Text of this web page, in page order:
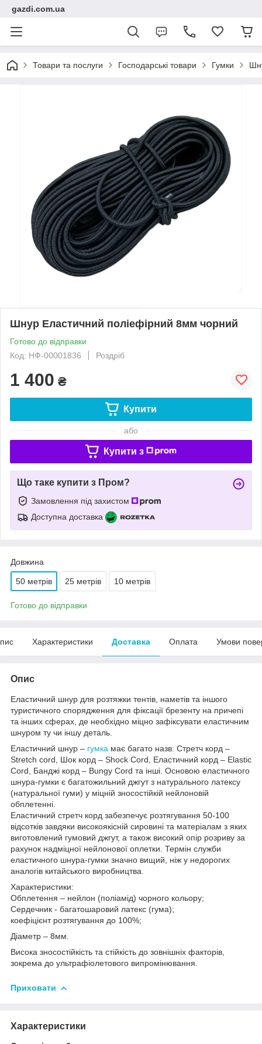
gazdi.com.ua
Товари та послуги Господарські товари Гумки
Шнур Еластичний поліефірний 8мм чорний
Готово до відправки
Код: НФ-00001836
Роздріб
1 400 ₴
Купити
або
Купити з
Що таке купити з Пром?
Замовлення під захистом
Доступна доставка
Довжина
50 метрів 25 метрів 10 метрів
Готово до відправки
Характеристики Доставка Оплата Умови
Опис
Еластичний шнур для розтяжки тентів, наметів та іншого
туристичного спорядження для фіксації брезенту на причепі
та інших сферах, де необхідно міцно зафіксувати еластичним
шнуром ту чи іншу деталь.
Еластичний шнур – гумка має багато назв: Стретч корд –
Stretch cord, Шок корд – Shock Cord, Еластичний корд – Elastic
Cord, Банджі корд – Bungy Cord та інші. Основою еластичного
шнура-гумки є багатожильний джгут з натурального латексу
(натуральної гуми) у міцній зносостійкій нейлоновій
обплетенні.
Еластичний стретч корд забезпечує розтягування 50-100
відсотків завдяки високоякісній сировині та матеріалам з яких
виготовлений гумовий джгут, а також високий опір розриву за
рахунок надміцної нейлонової оплетки. Термін служби
еластичного шнура-гумки значно вищий, ніж у недорогих
аналогів китайського виробництва.
Характеристики:
Обплетення – нейлон (поліамід) чорного кольору;
Сердечник - багатошаровий латекс (гума);
коефіцієнт розтягування до 100%;
Діаметр – 8мм.
Висока зносостійкість та стійкість до зовнішніх факторів,
зокрема до ультрафіолетового випромінювання.
Приховати
Характеристики